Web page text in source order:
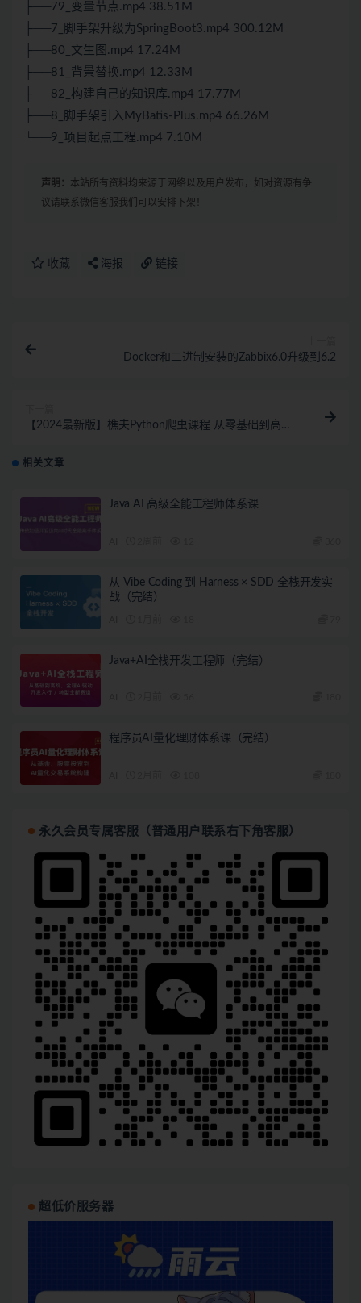
├──79_变量节点.mp4 38.51M
├──7_脚手架升级为SpringBoot3.mp4 300.12M
├──80_文生图.mp4 17.24M
├──81_背景替换.mp4 12.33M
├──82_构建自己的知识库.mp4 17.77M
├──8_脚手架引入MyBatis-Plus.mp4 66.26M
└──9_项目起点工程.mp4 7.10M
声明： 本站所有资料均来源于网络以及用户发布，如对资源有争
议请联系微信客服我们可以安排下架！
收藏 海报 链接
Docker和二进制安装的Zabbix6.0升级到6.2
【2024最新版】樵夫Python爬虫课程 从零基础到高级
相关文章
Java AI 高级全能工程师体系课
从 Vibe Coding 到 Harness × SDD 全栈开发实
战（完结）
Java+AI全栈开发工程师（完结）
程序员AI量化理财体系课（完结）
永久会员专属客服（普通用户联系右下角客服）
超低价服务器